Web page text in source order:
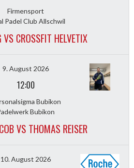
Firmensport
Padel Club Allschwil
VS CROSSFIT HELVETIX
9. August 2026
12:00
Bubikon
Bubikon
VS THOMAS REISER
10. August 2026